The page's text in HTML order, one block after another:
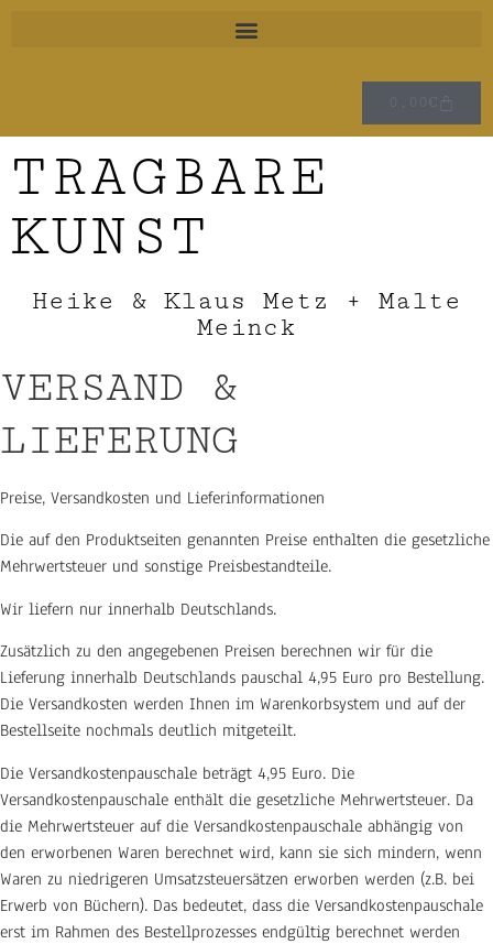
0,00 €
TRAGBARE
KUNST
Heike & Klaus Metz + Malte
Meinck
VERSAND &
LIEFERUNG
Preise, Versandkosten und Lieferinformationen
Die auf den Produktseiten genannten Preise enthalten die gesetzliche
Mehrwertsteuer und sonstige Preisbestandteile.
Wir liefern nur innerhalb Deutschlands.
Zusätzlich zu den angegebenen Preisen berechnen wir für die
Lieferung innerhalb Deutschlands pauschal 4,95 Euro pro Bestellung.
Die Versandkosten werden Ihnen im Warenkorbsystem und auf der
Bestellseite nochmals deutlich mitgeteilt.
Die Versandkostenpauschale beträgt 4,95 Euro. Die
Versandkostenpauschale enthält die gesetzliche Mehrwertsteuer. Da
die Mehrwertsteuer auf die Versandkostenpauschale abhängig von
den erworbenen Waren berechnet wird, kann sie sich mindern, wenn
Waren zu niedrigeren Umsatzsteuersätzen erworben werden (z.B. bei
Erwerb von Büchern). Das bedeutet, dass die Versandkostenpauschale
erst im Rahmen des Bestellprozesses endgültig berechnet werden